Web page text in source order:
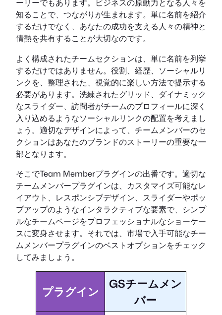
ーリーでもあります。ビジネスの原動力となる人々を
知ることで、つながりが生まれます。単に名前を紹介
するだけでなく、あなたの成功を支える人々の精神と
情熱を共有することが大切なのです。
よく構成されたチームセクションは、単に名前を列挙
するだけではありません。役割、経歴、ソーシャルリ
ンクを、整理された、視覚的に楽しい方法で提示する
必要があります。洗練されたグリッド、ダイナミック
なスライダー、訪問者がチームのプロフィールに深く
入り込めるようなソーシャルリンクの配置を考えまし
ょう。適切なデザインによって、チームメンバーのセ
クションはあなたのブランドのストーリーの重要な一
部となります。
そこでTeam Memberプラグインの出番です。適切な
チームメンバープラグインは、カスタマイズ可能なレ
イアウト、レスポンシブデザイン、スライダーやポッ
プアップのようなインタラクティブな要素で、シンプ
ルなチームページをプロフェッショナルなショーケー
スに変身させます。それでは、市場で入手可能なチー
ムメンバープラグインのベストオプションをチェック
してみましょう。
プラグイン
GSチームメン
バー